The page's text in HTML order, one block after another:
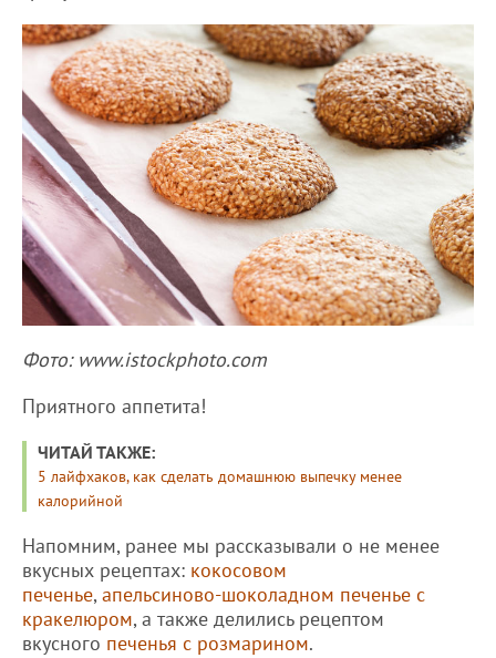
Фото: www.istockphoto.com
Приятного аппетита!
ЧИТАЙ ТАКЖЕ:
5 лайфхаков, как сделать домашнюю выпечку менее
калорийной
Напомним, ранее мы рассказывали о не менее
вкусных рецептах: кокосовом
печенье, апельсиново-шоколадном печенье с
кракелюром, а также делились рецептом
вкусного печенья с розмарином.